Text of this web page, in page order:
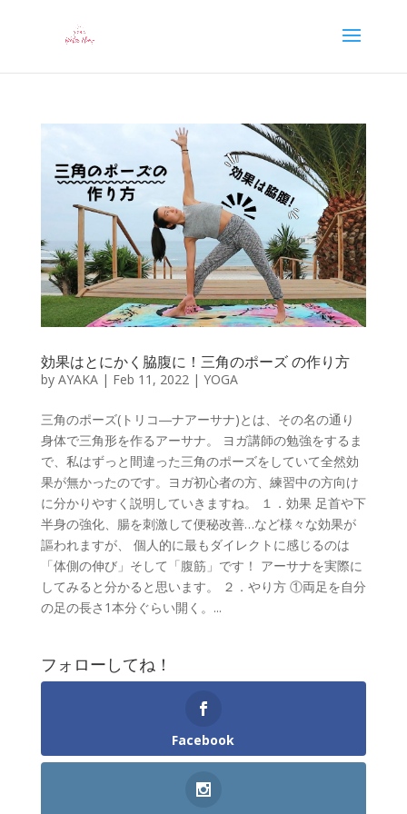
効果はとにかく脇腹に！三角のポーズ の作り方
by AYAKA| Feb 11, 2022| YOGA
三角のポーズ(トリコ―ナアーサナ)とは、その名の通り
身体で三角形を作るアーサナ。 ヨガ講師の勉強をするま
で、私はずっと間違った三角のポーズをしていて全然効
果が無かったのです。ヨガ初心者の方、練習中の方向け
に分かりやすく説明していきますね。 １．効果 足首や下
半身の強化、腸を刺激して便秘改善…など様々な効果が
謳われますが、 個人的に最もダイレクトに感じるのは
「体側の伸び」そして「腹筋」です！ アーサナを実際に
してみると分かると思います。 ２．やり方 ①両足を自分
の足の長さ1本分ぐらい開く。...
フォローしてね！
Facebook